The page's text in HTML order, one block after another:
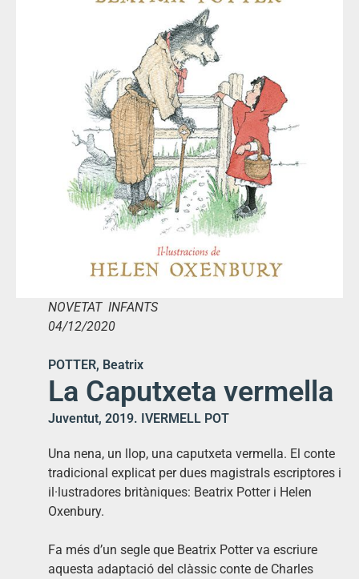
NOVETAT INFANTS
04/12/2020
POTTER, Beatrix
La Caputxeta vermella
Juventut, 2019. IVERMELL POT
Una nena, un llop, una caputxeta vermella. El conte
tradicional explicat per dues magistrals escriptores i
il·lustradores britàniques: Beatrix Potter i Helen
Oxenbury.
Fa més d’un segle que Beatrix Potter va escriure
aquesta adaptació del clàssic conte de Charles